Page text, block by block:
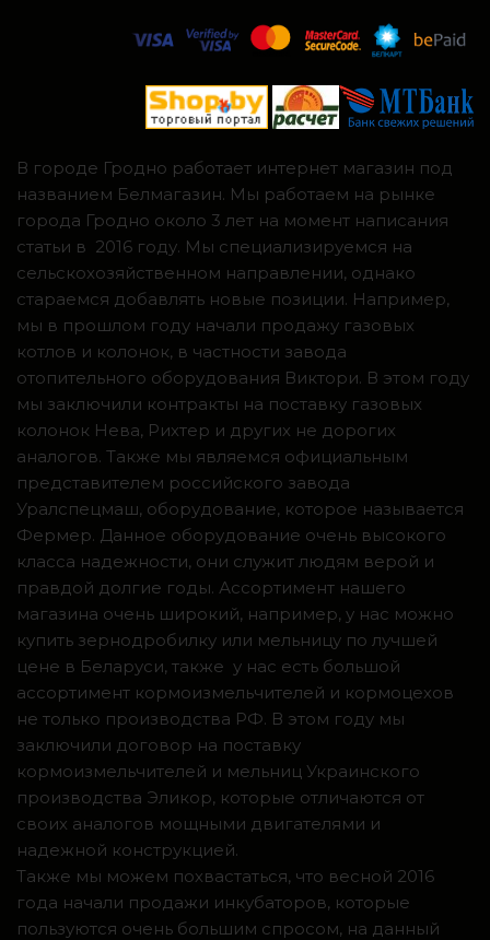
В городе Гродно работает интернет магазин под
названием Белмагазин. Мы работаем на рынке
города Гродно около 3 лет на момент написания
статьи в 2016 году. Мы специализируемся на
сельскохозяйственном направлении, однако
стараемся добавлять новые позиции. Например,
мы в прошлом году начали продажу газовых
котлов и колонок, в частности завода
отопительного оборудования Виктори. В этом году
мы заключили контракты на поставку газовых
колонок Нева, Рихтер и других не дорогих
аналогов. Также мы являемся официальным
представителем российского завода
Уралспецмаш, оборудование, которое называется
Фермер. Данное оборудование очень высокого
класса надежности, они служит людям верой и
правдой долгие годы. Ассортимент нашего
магазина очень широкий, например, у нас можно
купить зернодробилку или мельницу по лучшей
цене в Беларуси, также у нас есть большой
ассортимент кормоизмельчителей и кормоцехов
не только производства РФ. В этом году мы
заключили договор на поставку
кормоизмельчителей и мельниц Украинского
производства Эликор, которые отличаются от
своих аналогов мощными двигателями и
надежной конструкцией.
Также мы можем похвастаться, что весной 2016
года начали продажи инкубаторов, которые
пользуются очень большим спросом, на данный